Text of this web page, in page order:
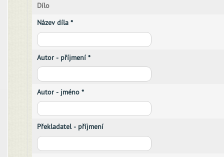
Dílo
Název díla *
Autor - příjmení *
Autor - jméno *
Překladatel - příjmení